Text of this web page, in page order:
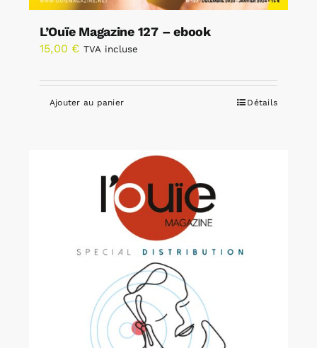
L’Ouïe Magazine 127 – ebook
15,00 € TVA incluse
Ajouter au panier Détails